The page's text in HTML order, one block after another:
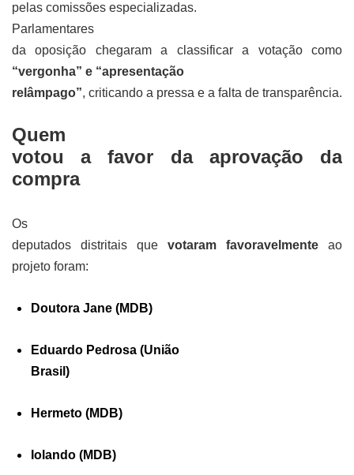
pelas comissões especializadas.
Parlamentares
da oposição chegaram a classificar a votação como
“vergonha” e “apresentação
relâmpago”, criticando a pressa e a falta de transparência.
Quem
votou a favor da aprovação da
compra
Os
deputados distritais que votaram favoravelmente ao
projeto foram:
Doutora Jane (MDB)
Eduardo Pedrosa (União
Brasil)
Hermeto (MDB)
Iolando (MDB)